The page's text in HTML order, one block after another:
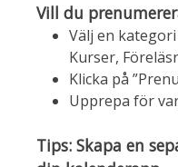
Vill du
Välj en
Kurser,
Klicka på
Upprepa för
Tips: Skapa en